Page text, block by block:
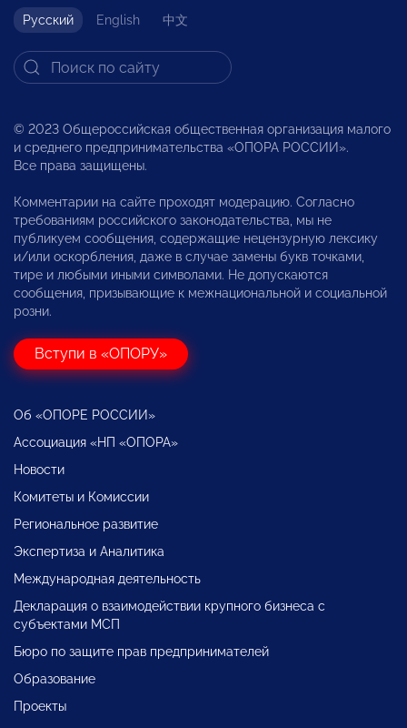
Русский English 中文
© 2023 Общероссийская общественная организация малого
и среднего предпринимательства «ОПОРА РОССИИ».
Все права защищены.
Комментарии на сайте проходят модерацию. Согласно
требованиям российского законодательства, мы не
публикуем сообщения, содержащие нецензурную лексику
и/или оскорбления, даже в случае замены букв точками,
тире и любыми иными символами. Не допускаются
сообщения, призывающие к межнациональной и социальной
розни.
Вступи в «ОПОРУ»
Об «ОПОРЕ РОССИИ»
Ассоциация «НП «ОПОРА»
Новости
Комитеты и Комиссии
Региональное развитие
Экспертиза и Аналитика
Международная деятельность
Декларация о взаимодействии крупного бизнеса с
субъектами МСП
Бюро по защите прав предпринимателей
Образование
Проекты